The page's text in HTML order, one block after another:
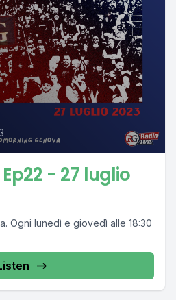
- 27 luglio
Ogni lunedì e giovedì alle 18:30